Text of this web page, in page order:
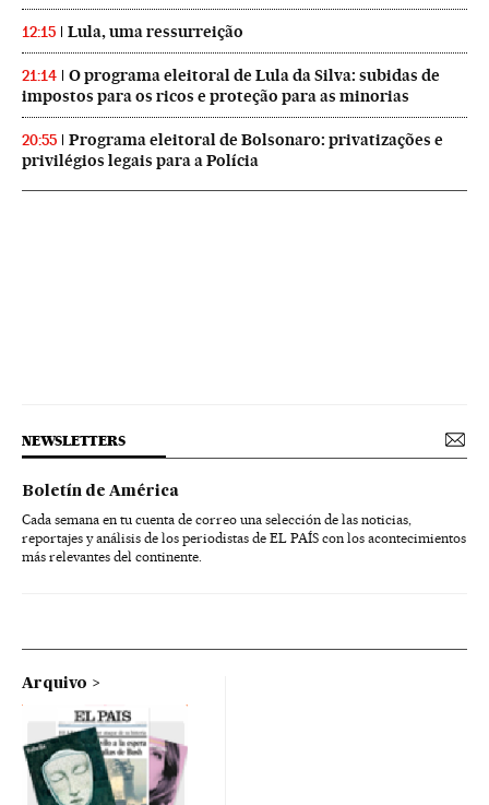
12:15 Lula, uma ressurreição
21:14
O programa eleitoral de Lula da Silva: subidas de
impostos para os ricos e proteção para as minorias
20:55
Programa eleitoral de Bolsonaro: privatizações e
privilégios legais para a Polícia
NEWSLETTERS
Boletín de América
Cada semana en tu cuenta de correo una selección de las noticias,
reportajes y análisis de los periodistas de EL PAÍS con los acontecimientos
más relevantes del continente.
Arquivo